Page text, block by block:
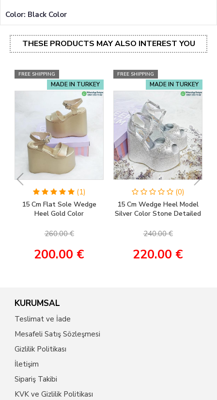
Color: Black Color
THESE PRODUCTS MAY ALSO INTEREST YOU
FREE SHIPPING
MADE IN TURKEY
(1)
15 Cm Flat Sole Wedge
Heel Gold Color
Shoes, Wedding Shoes
260.00 €
200.00 €
FREE SHIPPING
MADE IN TURKEY
(0)
15 Cm Wedge Heel Model
Silver Color Stone Detailed
Engagement Shoes
240.00 €
220.00 €
KURUMSAL
Teslimat ve İade
Mesafeli Satış Sözleşmesi
Gizlilik Politikası
İletişim
Sipariş Takibi
KVK ve Gizlilik Politikası